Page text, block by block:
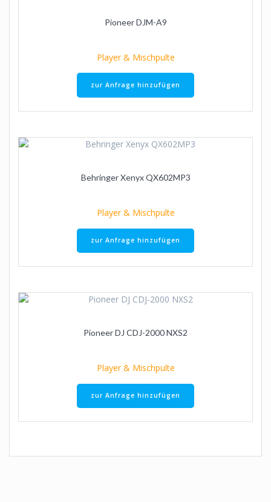
Pioneer DJM-A9
Player & Mischpulte
zur Anfrage hinzufügen
Behringer Xenyx QX602MP3
Player & Mischpulte
zur Anfrage hinzufügen
Pioneer DJ CDJ-2000 NXS2
Player & Mischpulte
zur Anfrage hinzufügen